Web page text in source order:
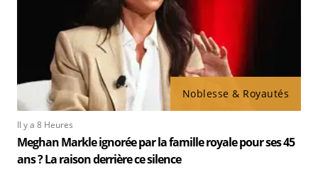
Noblesse & Royautés
Il y a 8 Heures
Meghan Markle ignorée par la famille royale pour ses 45
ans ? La raison derrière ce silence